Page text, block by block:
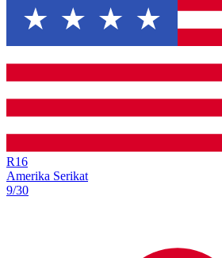
R16
Amerika Serikat
9/30